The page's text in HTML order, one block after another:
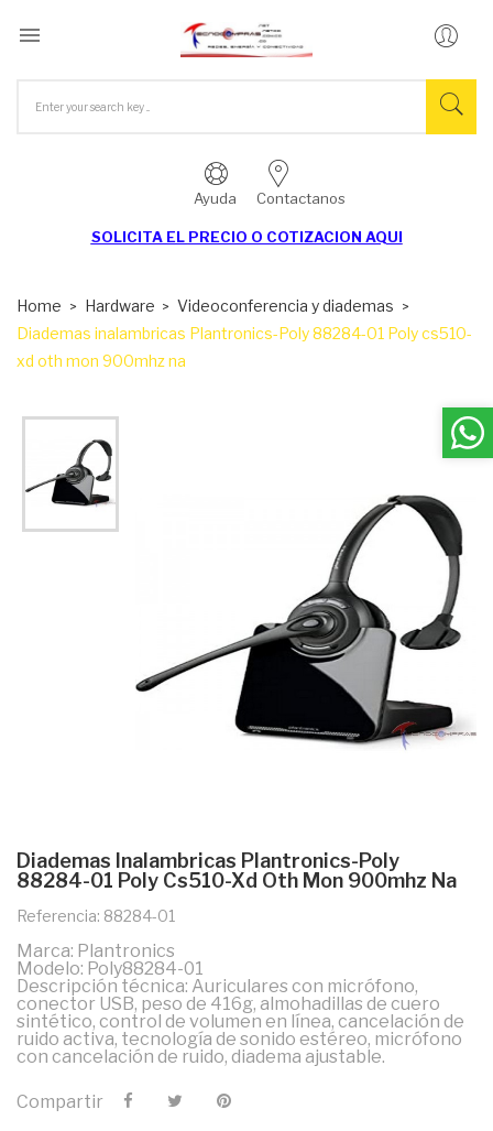

Ayuda Contactanos
SOLICITA EL PRECIO O COTIZACION AQUI
Home Hardware
Videoconferencia y diademas
Diademas inalambricas Plantronics-Poly 88284-01 Poly cs510-
xd oth mon 900mhz na
Diademas Inalambricas Plantronics-Poly
88284-01 Poly Cs510-Xd Oth Mon 900mhz Na
Referencia: 88284-01
Marca: Plantronics
Modelo: Poly88284-01
Descripción técnica: Auriculares con micrófono,
conector USB, peso de 416g, almohadillas de cuero
sintético, control de volumen en línea, cancelación de
ruido activa, tecnología de sonido estéreo, micrófono
con cancelación de ruido, diadema ajustable.
Compartir